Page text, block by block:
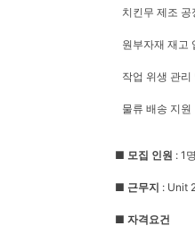
치킨무 제조 공
원부자재 재고
작업 위생 관리
물류 배송 지원
■ 모집 인원 : 1명
■ 근무지 : Unit
■ 자격요건